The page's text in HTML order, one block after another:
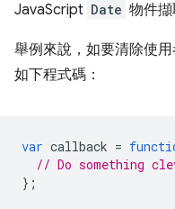
JavaScript Date 物件擷
舉例來說，如要清除使
如下程式碼：
var callback =
// Do something
};